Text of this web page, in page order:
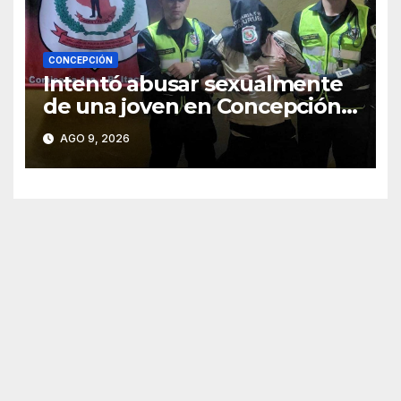
CONCEPCIÓN
Intentó abusar sexualmente
de una joven en Concepción y
fue aprehendido
AGO 9, 2026